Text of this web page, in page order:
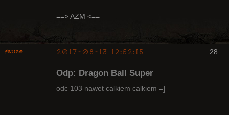
==> AZM <==
28
Frugo 2017-08-13 12:52:15
Odp: Dragon Ball Super
odc 103 nawet calkiem calkiem =]